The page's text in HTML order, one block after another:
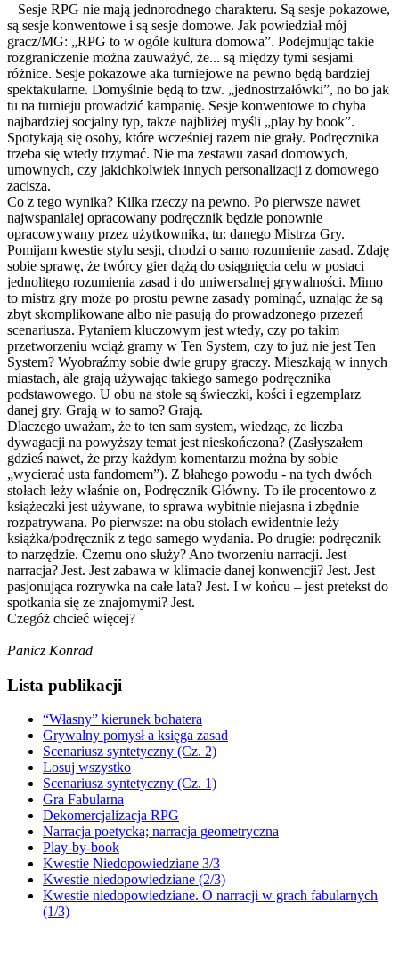
Sesje RPG nie mają jednorodnego charakteru. Są sesje pokazowe,
są sesje konwentowe i są sesje domowe. Jak powiedział mój
gracz/MG: „RPG to w ogóle kultura domowa”. Podejmując takie
rozgraniczenie można zauważyć, że... są między tymi sesjami
różnice. Sesje pokazowe aka turniejowe na pewno będą bardziej
spektakularne. Domyślnie będą to tzw. „jednostrzałówki”, no bo jak
tu na turnieju prowadzić kampanię. Sesje konwentowe to chyba
najbardziej socjalny typ, także najbliżej myśli „play by book”.
Spotykają się osoby, które wcześniej razem nie grały. Podręcznika
trzeba się wtedy trzymać. Nie ma zestawu zasad domowych,
umownych, czy jakichkolwiek innych personalizacji z domowego
zacisza.
Co z tego wynika? Kilka rzeczy na pewno. Po pierwsze nawet
najwspanialej opracowany podręcznik będzie ponownie
opracowywany przez użytkownika, tu: danego Mistrza Gry.
Pomijam kwestie stylu sesji, chodzi o samo rozumienie zasad. Zdaję
sobie sprawę, że twórcy gier dążą do osiągnięcia celu w postaci
jednolitego rozumienia zasad i do uniwersalnej grywalności. Mimo
to mistrz gry może po prostu pewne zasady pominąć, uznając że są
zbyt skomplikowane albo nie pasują do prowadzonego przezeń
scenariusza. Pytaniem kluczowym jest wtedy, czy po takim
przetworzeniu wciąż gramy w Ten System, czy to już nie jest Ten
System? Wyobraźmy sobie dwie grupy graczy. Mieszkają w innych
miastach, ale grają używając takiego samego podręcznika
podstawowego. U obu na stole są świeczki, kości i egzemplarz
danej gry. Grają w to samo? Grają.
Dlaczego uważam, że to ten sam system, wiedząc, że liczba
dywagacji na powyższy temat jest nieskończona? (Zasłyszałem
gdzieś nawet, że przy każdym komentarzu można by sobie
„wycierać usta fandomem”). Z błahego powodu - na tych dwóch
stołach leży właśnie on, Podręcznik Główny. To ile procentowo z
książeczki jest używane, to sprawa wybitnie niejasna i zbędnie
rozpatrywana. Po pierwsze: na obu stołach ewidentnie leży
książka/podręcznik z tego samego wydania. Po drugie: podręcznik
to narzędzie. Czemu ono służy? Ano tworzeniu narracji. Jest
narracja? Jest. Jest zabawa w klimacie danej konwencji? Jest. Jest
pasjonująca rozrywka na całe lata? Jest. I w końcu – jest pretekst do
spotkania się ze znajomymi? Jest.
Czegóż chcieć więcej?
Panicz Konrad
Lista publikacji
“Własny” kierunek bohatera
Grywalny pomysł a księga zasad
Scenariusz syntetyczny (Cz. 2)
Losuj wszystko
Scenariusz syntetyczny (Cz. 1)
Gra Fabularna
Dekomercjalizacja RPG
Narracja poetycka; narracja geometryczna
Play-by-book
Kwestie Niedopowiedziane 3/3
Kwestie niedopowiedziane (2/3)
Kwestie niedopowiedziane. O narracji w grach fabularnych
(1/3)